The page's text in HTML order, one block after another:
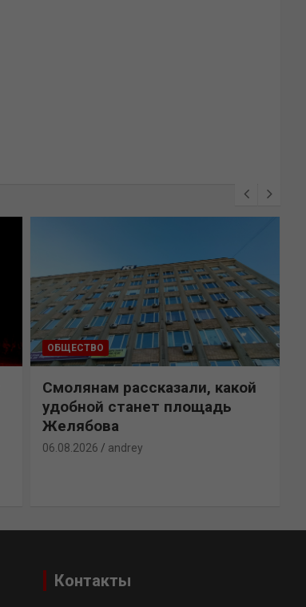
ОБЩЕСТВО
Смолянам рассказали, какой
удобной станет площадь
Желябова
06.08.2026 andrey
Контакты